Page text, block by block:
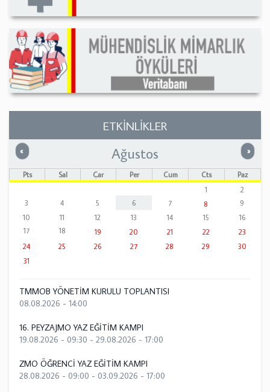
ETKİNLİKLER
« Önceki »
Ağustos
Pts Sal Çar Per Cum Cts
Paz
1
2
3
4 5 6 7 8
9
10
11 12 13 14 15
16
17
18 19 20 21 22
23
24
25 26 27 28 29
30
31
TMMOB YÖNETİM KURULU TOPLANTISI
08.08.2026 - 14:00
16. PEYZAJMO YAZ EĞİTİM KAMPI
19.08.2026 - 09:30 - 29.08.2026 - 17:00
ZMO ÖĞRENCİ YAZ EĞİTİM KAMPI
28.08.2026 - 09:00 - 03.09.2026 - 17:00